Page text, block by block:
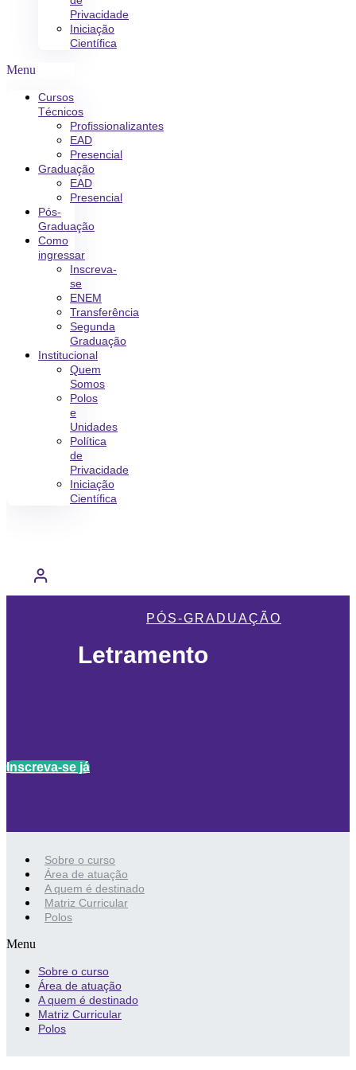
Privacidade
Iniciação
Científica
Menu
Cursos
Técnicos
Profissionalizantes
EAD
Presencial
Graduação
EAD
Presencial
Pós-
Graduação
Como
ingressar
Inscreva-
se
ENEM
Transferência
Segunda
Graduação
Institucional
Quem
Somos
Polos
e
Unidades
Política
de
Privacidade
Iniciação
Científica
PÓS-GRADUAÇÃO
Letramento
Inscreva-se já
Sobre o curso
Área de atuação
A quem é destinado
Matriz Curricular
Polos
Menu
Sobre o curso
Área de atuação
A quem é destinado
Matriz Curricular
Polos